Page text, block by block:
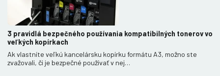
3 pravidlá bezpečného používania kompatibilných tonerov vo
veľkých kopírkach
Ak vlastníte veľkú kancelársku kopírku formátu A3, možno ste
zvažovali, či je bezpečné používať v nej…